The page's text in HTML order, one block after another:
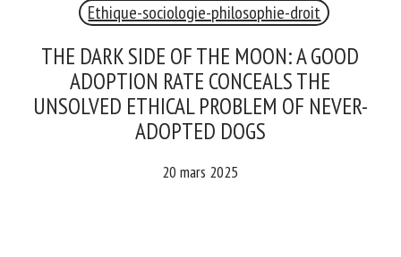
Ethique-sociologie-philosophie-droit
THE DARK SIDE OF THE MOON: A GOOD
ADOPTION RATE CONCEALS THE
UNSOLVED ETHICAL PROBLEM OF NEVER-
ADOPTED DOGS
20 mars 2025
RECEVEZ CHAQUE MOIS GRATUITEMENT
ANIMAL